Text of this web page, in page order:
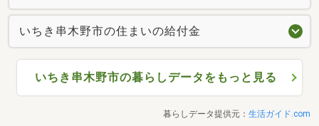
いちき串木野市の住まいの給付金
いちき串木野市の暮らしデータをもっと見る
暮らしデータ提供元： 生活ガイド.com